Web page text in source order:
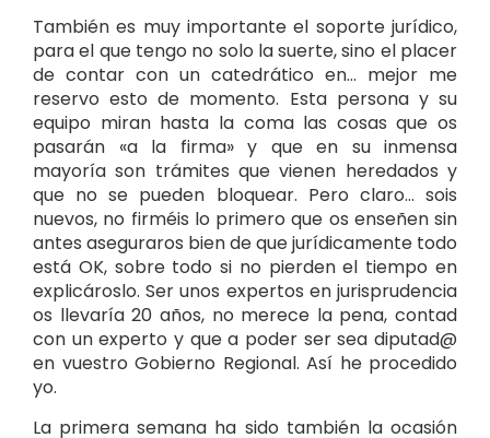
También es muy importante el soporte jurídico,
para el que tengo no solo la suerte, sino el placer
de contar con un catedrático en… mejor me
reservo esto de momento. Esta persona y su
equipo miran hasta la coma las cosas que os
pasarán «a la firma» y que en su inmensa
mayoría son trámites que vienen heredados y
que no se pueden bloquear. Pero claro… sois
nuevos, no firméis lo primero que os enseñen sin
antes aseguraros bien de que jurídicamente todo
está OK, sobre todo si no pierden el tiempo en
explicároslo. Ser unos expertos en jurisprudencia
os llevaría 20 años, no merece la pena, contad
con un experto y que a poder ser sea diputad@
en vuestro Gobierno Regional. Así he procedido
yo.
La primera semana ha sido también la ocasión